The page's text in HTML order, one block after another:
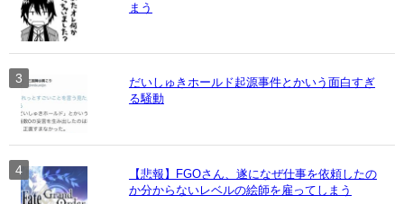
まう
だいしゅきホールド起源事件とかいう面白すぎ
る騒動
【悲報】FGOさん、遂になぜ仕事を依頼したの
か分からないレベルの絵師を雇ってしまう